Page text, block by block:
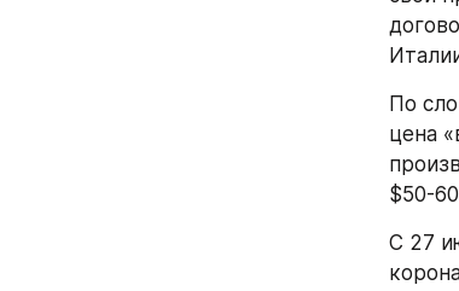
По
цена
$50-
С 27